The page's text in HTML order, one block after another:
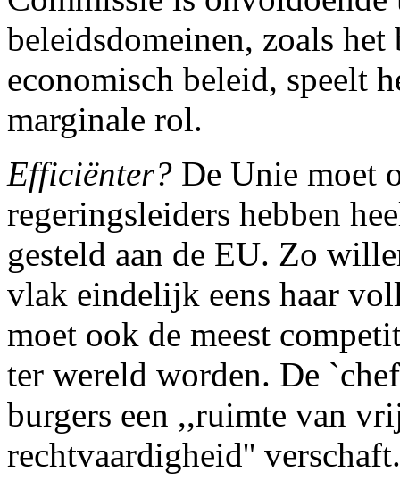
beleidsdomeinen, zoals
economisch beleid, speelt
marginale rol.
Efficiënter? De Unie moet
regeringsleiders hebben
gesteld aan de EU. Zo
vlak eindelijk eens haar
moet ook de meest
ter wereld worden. De
burgers een ,,ruimte van
rechtvaardigheid''